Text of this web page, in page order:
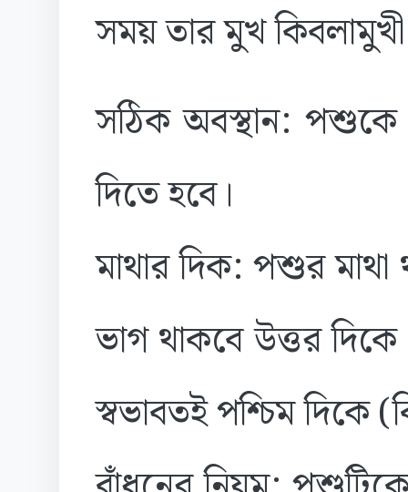
সময় তার মুখ
​সঠিক অবস্থান:
দিতে হবে।
​মাথার দিক: পশুর
ভাগ থাকবে উত্তর
স্বভাবতই পশ্চিম দিকে